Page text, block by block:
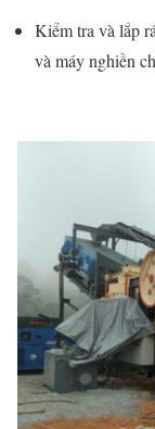
Kiểm tra và lắp
và máy nghiền